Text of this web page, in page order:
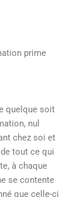
prime
quelque soit
nul
chez soi et
tout ce qui
à chaque
se contente
que celle-ci